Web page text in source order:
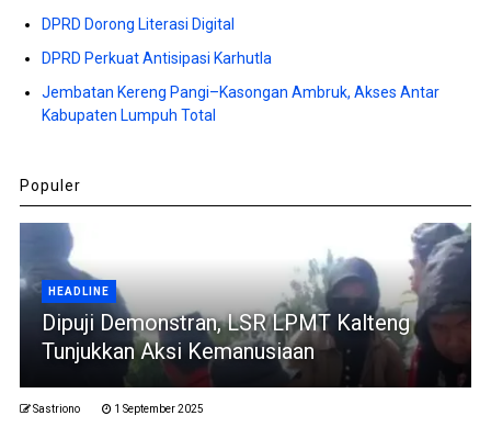
DPRD Dorong Literasi Digital
DPRD Perkuat Antisipasi Karhutla
Jembatan Kereng Pangi–Kasongan Ambruk, Akses Antar
Kabupaten Lumpuh Total
Populer
HEADLINE
Dipuji Demonstran, LSR LPMT Kalteng
Tunjukkan Aksi Kemanusiaan
Sastriono 1 September 2025